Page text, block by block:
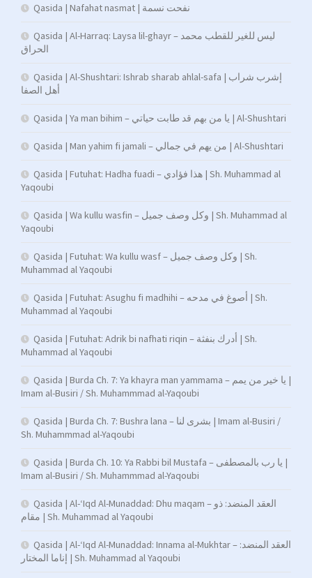
Qasida | Nafahat nasmat | نفحت نسمة
Qasida | Al-Harraq: Laysa lil-ghayr – ليس للغير للقطب محمد
الحراق
Qasida | Al-Shushtari: Ishrab sharab ahlal-safa | إشرب شراب
أهل الصفا
Qasida | Ya man bihim – يا من بهم قد طابت حياتي | Al-Shushtari
Qasida | Man yahim fi jamali – من يهم في جمالي | Al-Shushtari
Qasida | Futuhat: Hadha fuadi – هذا فؤادي | Sh. Muhammad al
Yaqoubi
Qasida | Wa kullu wasfin – وكل وصف جميل | Sh. Muhammad al
Yaqoubi
Qasida | Futuhat: Wa kullu wasf – وكل وصف جميل | Sh.
Muhammad al Yaqoubi
Qasida | Futuhat: Asughu fi madhihi – أصوغ في مدحه | Sh.
Muhammad al Yaqoubi
Qasida | Futuhat: Adrik bi nafhati riqin – أدرك بنفثة | Sh.
Muhammad al Yaqoubi
Qasida | Burda Ch. 7: Ya khayra man yammama – يا خير من يمم |
Imam al-Busiri / Sh. Muhammmad al-Yaqoubi
Qasida | Burda Ch. 7: Bushra lana – بشرى لنا | Imam al-Busiri /
Sh. Muhammmad al-Yaqoubi
Qasida | Burda Ch. 10: Ya Rabbi bil Mustafa – يا رب بالمصطفى |
Imam al-Busiri / Sh. Muhammmad al-Yaqoubi
Qasida | Al-‘Iqd Al-Munaddad: Dhu maqam – العقد المنضد: ذو
مقام | Sh. Muhammad al Yaqoubi
Qasida | Al-‘Iqd Al-Munaddad: Innama al-Mukhtar – العقد المنضد:
إناما المختار | Sh. Muhammad al Yaqoubi